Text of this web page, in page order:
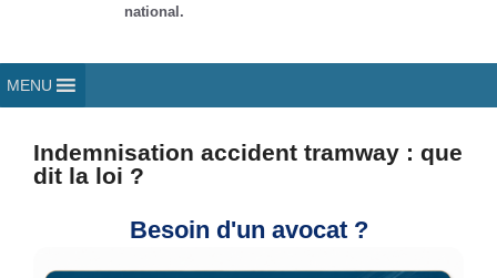
national.
MENU
Indemnisation accident tramway : que
dit la loi ?
Besoin d'un avocat ?